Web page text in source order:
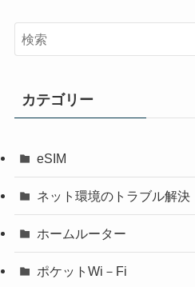
カテゴリー
eSIM
ネット環境のトラブル解決
ホームルーター
ポケットWi－Fi